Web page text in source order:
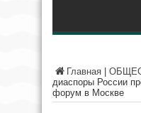
Главная
диаспоры России
форум в Москве